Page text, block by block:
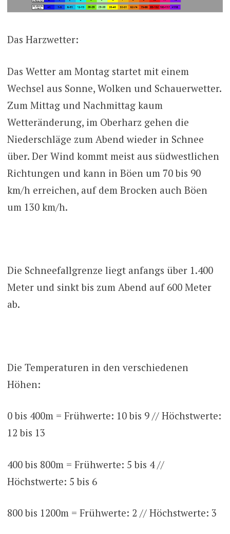
Das Harzwetter:
Das Wetter am Montag startet mit einem
Wechsel aus Sonne, Wolken und Schauerwetter.
Zum Mittag und Nachmittag kaum
Wetteränderung, im Oberharz gehen die
Niederschläge zum Abend wieder in Schnee
über. Der Wind kommt meist aus südwestlichen
Richtungen und kann in Böen um 70 bis 90
km/h erreichen, auf dem Brocken auch Böen
um 130 km/h.
Die Schneefallgrenze liegt anfangs über 1.400
Meter und sinkt bis zum Abend auf 600 Meter
ab.
Die Temperaturen in den verschiedenen
Höhen:
0 bis 400m = Frühwerte: 10 bis 9 // Höchstwerte:
12 bis 13
400 bis 800m = Frühwerte: 5 bis 4 //
Höchstwerte: 5 bis 6
800 bis 1200m = Frühwerte: 2 // Höchstwerte: 3